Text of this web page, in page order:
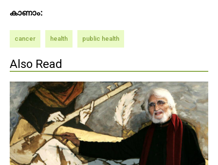
കാണാം:
cancer health public health
Also Read